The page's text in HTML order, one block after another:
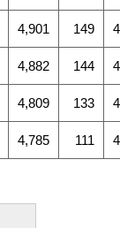
4,901 149
4,882 144
4,809 133
4,785 111